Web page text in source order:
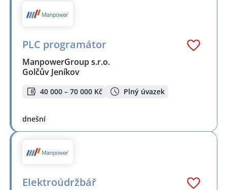
PLC programátor
ManpowerGroup s.r.o.
Golčův Jeníkov
40 000 – 70 000 Kč Plný úvazek
dnešní
Elektroúdržbář